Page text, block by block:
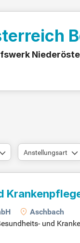
Anstellungsart
Aschbach
und
gestalten Sie aktiv